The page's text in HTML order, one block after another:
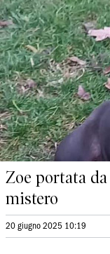
Zoe portata
mistero
20 giugno 2025 10:19